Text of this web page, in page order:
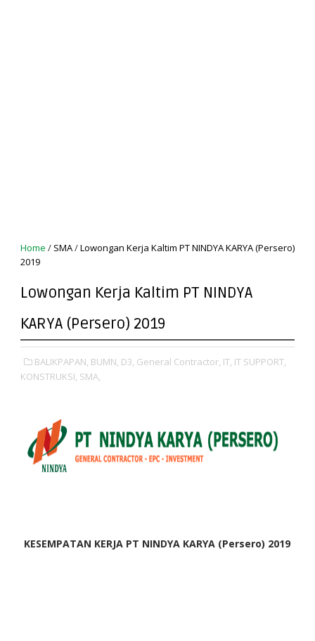
Home / SMA/Lowongan Kerja Kaltim PT NINDYA KARYA (Persero)
2019
Lowongan Kerja Kaltim PT NINDYA
KARYA (Persero) 2019
BALIKPAPAN, BUMN, D3, General Contractor, IT, IT SUPPORT,
KONSTRUKSI, SMA,
KESEMPATAN KERJA PT NINDYA KARYA (Persero) 2019